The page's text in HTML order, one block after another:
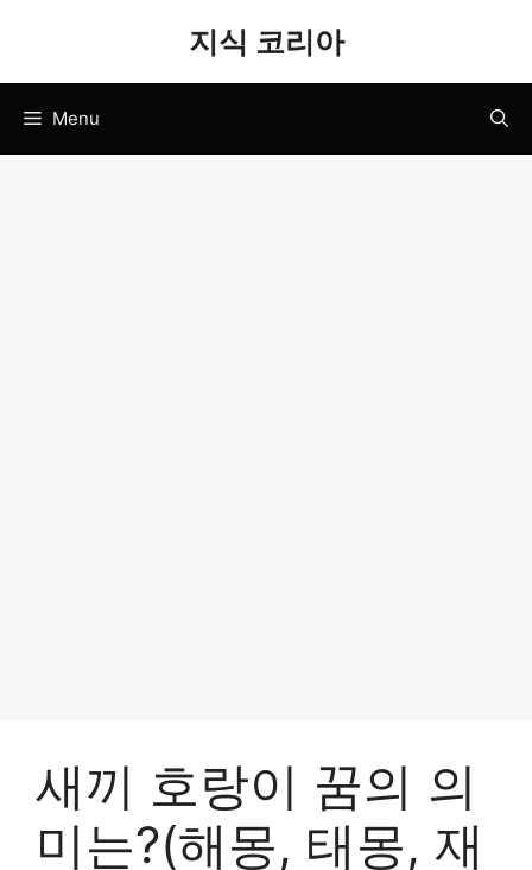
지식 코리아
Menu
새끼 호랑이 꿈의 의
미는?(해몽, 태몽, 재